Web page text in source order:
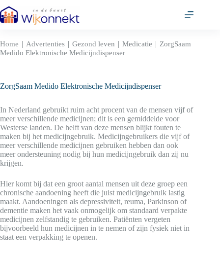
naar
de
Home | Advertenties | Gezond leven | Medicatie | ZorgSaam
Medido Elektronische Medicijndispenser
ZorgSaam Medido Elektronische Medicijndispenser
In Nederland gebruikt ruim acht procent van de mensen vijf of
meer verschillende medicijnen; dit is een gemiddelde voor
Westerse landen. De helft van deze mensen blijkt fouten te
maken bij het medicijngebruik. Medicijngebruikers die vijf of
meer verschillende medicijnen gebruiken hebben dan ook
meer ondersteuning nodig bij hun medicijngebruik dan zij nu
krijgen.
Hier komt bij dat een groot aantal mensen uit deze groep een
chronische aandoening heeft die juist medicijngebruik lastig
maakt. Aandoeningen als depressiviteit, reuma, Parkinson of
dementie maken het vaak onmogelijk om standaard verpakte
medicijnen zelfstandig te gebruiken. Patiënten vergeten
bijvoorbeeld hun medicijnen in te nemen of zijn fysiek niet in
staat een verpakking te openen.